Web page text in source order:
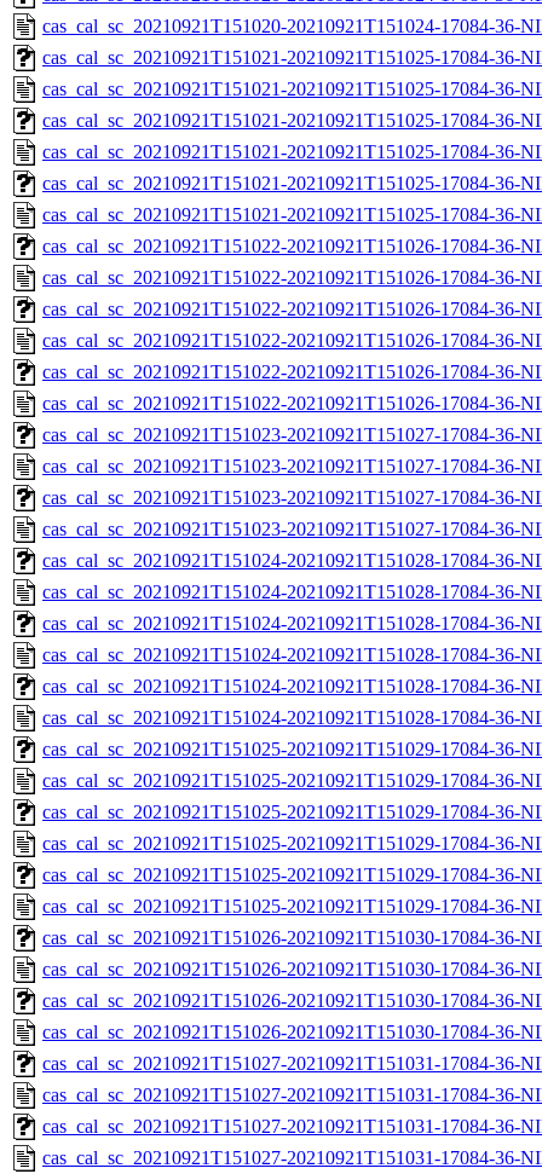
cas_cal_sc_20210921T151020-20210921T151024-17084-36-
cas_cal_sc_20210921T151021-20210921T151025-17084-36-
cas_cal_sc_20210921T151021-20210921T151025-17084-36-
cas_cal_sc_20210921T151021-20210921T151025-17084-36-
cas_cal_sc_20210921T151021-20210921T151025-17084-36-
cas_cal_sc_20210921T151021-20210921T151025-17084-36-
cas_cal_sc_20210921T151021-20210921T151025-17084-36-
cas_cal_sc_20210921T151022-20210921T151026-17084-36-
cas_cal_sc_20210921T151022-20210921T151026-17084-36-
cas_cal_sc_20210921T151022-20210921T151026-17084-36-
cas_cal_sc_20210921T151022-20210921T151026-17084-36-
cas_cal_sc_20210921T151022-20210921T151026-17084-36-
cas_cal_sc_20210921T151022-20210921T151026-17084-36-
cas_cal_sc_20210921T151023-20210921T151027-17084-36-
cas_cal_sc_20210921T151023-20210921T151027-17084-36-
cas_cal_sc_20210921T151023-20210921T151027-17084-36-
cas_cal_sc_20210921T151023-20210921T151027-17084-36-
cas_cal_sc_20210921T151024-20210921T151028-17084-36-
cas_cal_sc_20210921T151024-20210921T151028-17084-36-
cas_cal_sc_20210921T151024-20210921T151028-17084-36-
cas_cal_sc_20210921T151024-20210921T151028-17084-36-
cas_cal_sc_20210921T151024-20210921T151028-17084-36-
cas_cal_sc_20210921T151024-20210921T151028-17084-36-
cas_cal_sc_20210921T151025-20210921T151029-17084-36-
cas_cal_sc_20210921T151025-20210921T151029-17084-36-
cas_cal_sc_20210921T151025-20210921T151029-17084-36-
cas_cal_sc_20210921T151025-20210921T151029-17084-36-
cas_cal_sc_20210921T151025-20210921T151029-17084-36-
cas_cal_sc_20210921T151025-20210921T151029-17084-36-
cas_cal_sc_20210921T151026-20210921T151030-17084-36-
cas_cal_sc_20210921T151026-20210921T151030-17084-36-
cas_cal_sc_20210921T151026-20210921T151030-17084-36-
cas_cal_sc_20210921T151026-20210921T151030-17084-36-
cas_cal_sc_20210921T151027-20210921T151031-17084-36-
cas_cal_sc_20210921T151027-20210921T151031-17084-36-
cas_cal_sc_20210921T151027-20210921T151031-17084-36-
cas_cal_sc_20210921T151027-20210921T151031-17084-36-